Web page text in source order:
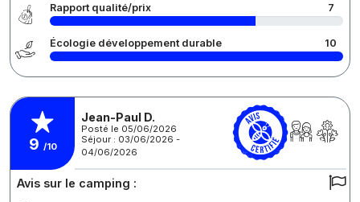
Rapport qualité/prix 7
Écologie développement durable 10
9 /10
Jean-Paul D.
Posté le 05/06/2026
Séjour : 03/06/2026 -
04/06/2026
Avis sur le camping :